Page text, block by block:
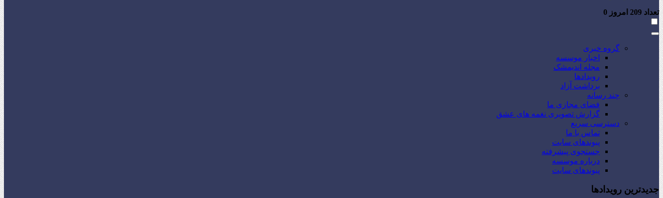
تعداد امروز 0
گروه خبری
اخبار موسسه
مجله اندیمشک
رویدادها
برداشت آزاد
چند رسانه
فضای مجازی ما
گزارش تصویری نغمه های عشق
دسترسی سریع
تماس با ما
پیوندهای سایت
جستجوی پیشرفته
درباره موسسه
پیوندهای سایت
جدیدترین رویدادها